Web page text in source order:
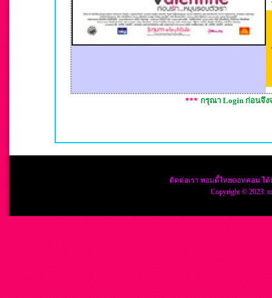
*** กรุณา Login ก่อนจึง